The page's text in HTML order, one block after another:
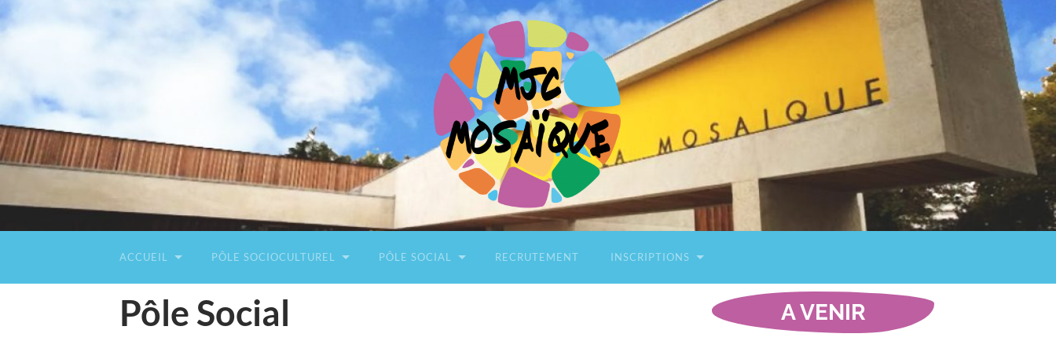
Association
MJC
ACCUEIL PÔLE SOCIOCULTUREL PÔLE SOCIAL RECRUTEMENT INSCRIPTIONS
Pôle Social A VENIR